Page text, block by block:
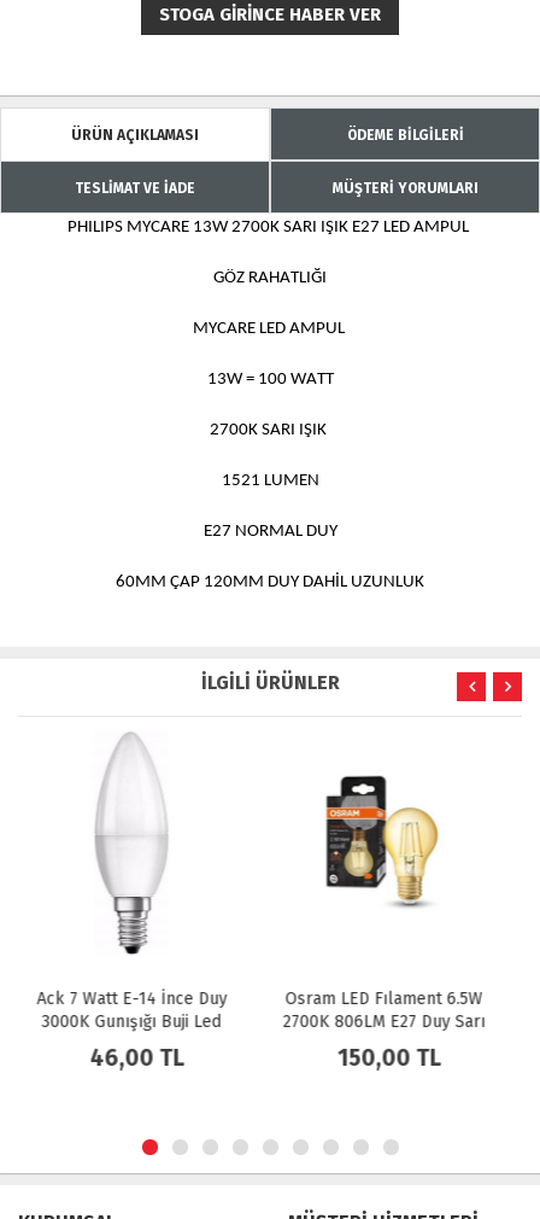
STOGA GIRINCE HABER VER
ÜRÜN AÇIKLAMASI ÖDEME BİLGİLERİ
TESLİMAT VE İADE MÜŞTERİ YORUMLARI
PHILIPS MYCARE 13W 2700K SARI IŞIK E27 LED AMPUL
GÖZ RAHATLIĞI
MYCARE LED AMPUL
13W = 100 WATT
2700K SARI IŞIK
1521 LUMEN
E27 NORMAL DUY
60MM ÇAP 120MM DUY DAHİL UZUNLUK
İLGİLİ ÜRÜNLER
Osram LED Fılament 6.5W
2700K 806LM E27 Duy Sarı
Işık Ampul Dim Edilebilir /
4099854394294
150,00 TL
Noas 12W Smd Led Ampül
E27 Duy 1080 LM Beyaz Işık
40,00 TL